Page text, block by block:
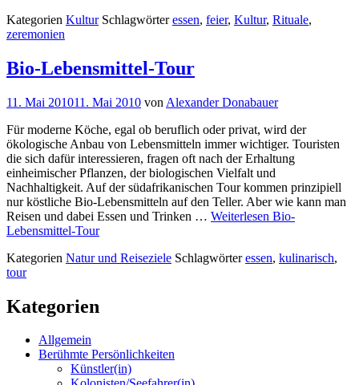
Kategorien Kultur Schlagwörteressen, feier, Kultur, Rituale,
zeremonien
Bio-Lebensmittel-Tour
11. Mai 201011. Mai 2010 von Alexander Donabauer
Für moderne Köche, egal ob beruflich oder privat, wird der
ökologische Anbau von Lebensmitteln immer wichtiger. Touristen
die sich dafür interessieren, fragen oft nach der Erhaltung
einheimischer Pflanzen, der biologischen Vielfalt und
Nachhaltigkeit. Auf der südafrikanischen Tour kommen prinzipiell
nur köstliche Bio-Lebensmitteln auf den Teller. Aber wie kann man
Reisen und dabei Essen und Trinken … Weiterlesen Bio-
Lebensmittel-Tour
Kategorien Natur und Reiseziele Schlagwörteressen, kulinarisch,
tour
Kategorien
Allgemein
Berühmte Persönlichkeiten
Künstler(in)